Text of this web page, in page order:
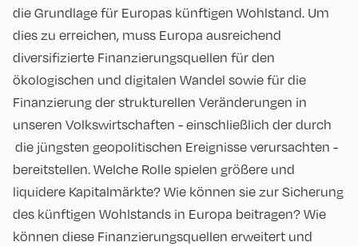
die Grundlage für Europas künftigen Wohlstand. Um
dies zu erreichen, muss Europa ausreichend
diversifizierte Finanzierungsquellen für den
ökologischen und digitalen Wandel sowie für die
Finanzierung der strukturellen Veränderungen in
unseren Volkswirtschaften - einschließlich der durch
die jüngsten geopolitischen Ereignisse verursachten -
bereitstellen. Welche Rolle spielen größere und
liquidere Kapitalmärkte? Wie können sie zur Sicherung
des künftigen Wohlstands in Europa beitragen? Wie
können diese Finanzierungsquellen erweitert und